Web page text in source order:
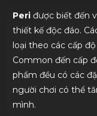
Periđược biết đến
thiết kế độc đáo.
loại theo các cấp
Common đến cấp
phẩm đều có các
người chơi có thể
mình.